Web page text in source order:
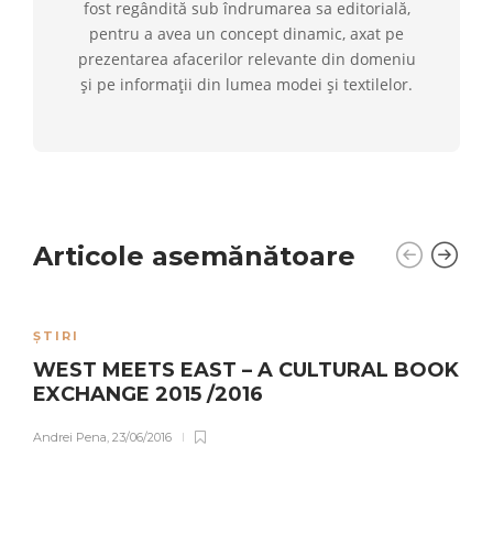
fost regândită sub îndrumarea sa editorială,
pentru a avea un concept dinamic, axat pe
prezentarea afacerilor relevante din domeniu
și pe informații din lumea modei și textilelor.
Articole asemănătoare
ȘTIRI
WEST MEETS EAST – A CULTURAL BOOK
EXCHANGE 2015 /2016
Andrei Pena, 23/06/2016